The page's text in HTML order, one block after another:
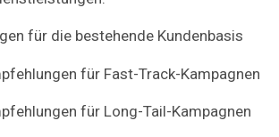
für die bestehende Kundenbasis
für Fast-Track-Kampagnen
für Long-Tail-Kampagnen